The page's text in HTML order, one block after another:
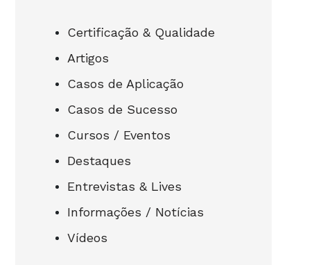
Certificação & Qualidade
Artigos
Casos de Aplicação
Casos de Sucesso
Cursos / Eventos
Destaques
Entrevistas & Lives
Informações / Notícias
Vídeos